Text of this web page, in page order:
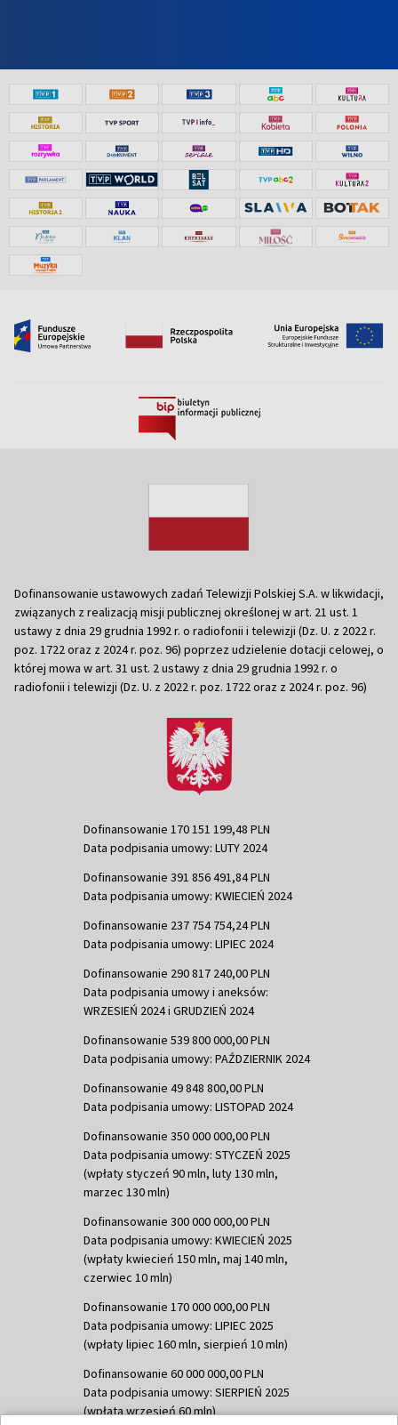
Dofinansowanie ustawowych zadań Telewizji Polskiej S.A. w likwidacji,
związanych z realizacją misji publicznej określonej w art. 21 ust. 1
ustawy z dnia 29 grudnia 1992 r. o radiofonii i telewizji (Dz. U. z 2022 r.
poz. 1722 oraz z 2024 r. poz. 96) poprzez udzielenie dotacji celowej, o
której mowa w art. 31 ust. 2 ustawy z dnia 29 grudnia 1992 r. o
radiofonii i telewizji (Dz. U. z 2022 r. poz. 1722 oraz z 2024 r. poz. 96)
Dofinansowanie 170 151 199,48 PLN
Data podpisania umowy: LUTY 2024
Dofinansowanie 391 856 491,84 PLN
Data podpisania umowy: KWIECIEŃ 2024
Dofinansowanie 237 754 754,24 PLN
Data podpisania umowy: LIPIEC 2024
Dofinansowanie 290 817 240,00 PLN
Data podpisania umowy i aneksów:
WRZESIEŃ 2024 i GRUDZIEŃ 2024
Dofinansowanie 539 800 000,00 PLN
Data podpisania umowy: PAŹDZIERNIK 2024
Dofinansowanie 49 848 800,00 PLN
Data podpisania umowy: LISTOPAD 2024
Dofinansowanie 350 000 000,00 PLN
Data podpisania umowy: STYCZEŃ 2025
(wpłaty styczeń 90 mln, luty 130 mln,
marzec 130 mln)
Dofinansowanie 300 000 000,00 PLN
Data podpisania umowy: KWIECIEŃ 2025
(wpłaty kwiecień 150 mln, maj 140 mln,
czerwiec 10 mln)
Dofinansowanie 170 000 000,00 PLN
Data podpisania umowy: LIPIEC 2025
(wpłaty lipiec 160 mln, sierpień 10 mln)
Dofinansowanie 60 000 000,00 PLN
Data podpisania umowy: SIERPIEŃ 2025
(wpłata wrzesień 60 mln)